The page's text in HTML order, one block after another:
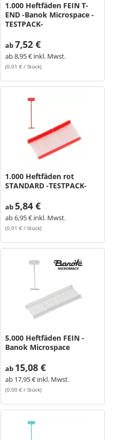
1.000 Heftfäden FEIN T-
END -Banok Microspace -
TESTPACK-
ab7,52 €
ab8,95 € inkl. Mwst.
(0,01 € / Stück)
1.000 Heftfäden rot
STANDARD -TESTPACK-
ab5,84 €
ab6,95 € inkl. Mwst.
(0,01 € / Stück)
5.000 Heftfäden FEIN -
Banok Microspace
ab 15,08 €
ab 17,95 € inkl. Mwst.
(0,00 € / Stück)